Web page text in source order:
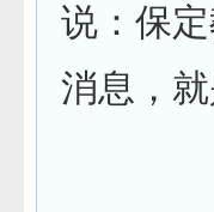
说：保
消息，